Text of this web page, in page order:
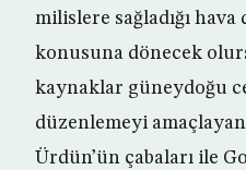
milislere sağladığı
konusuna dönecek
kaynaklar güneydoğu
düzenlemeyi
Ürdün’ün çabaları ile